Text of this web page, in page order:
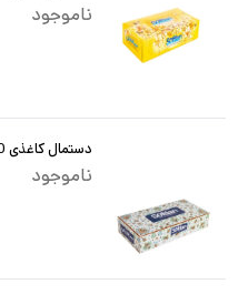
ناموجود
دستمال کاغذی 100 برگ سافتلن مدل سنتی
ناموجود